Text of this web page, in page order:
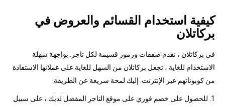
كيفية استخدام القسائم والعروض في
بركاتلان
في بركاتلان ، نقدم صفقات ورموز قسيمة لكل تاجر. بواجهة سهلة
الاستخدام للغاية ، تجعل بركاتلان من السهل للغاية على عملائها الاستفادة
من كوبوناتهم عبر الإنترنت. إليك لمحة سريعة عن الطريقة:
1. للحصول على خصم فوري على موقع التاجر المفضل لديك ، على سبيل